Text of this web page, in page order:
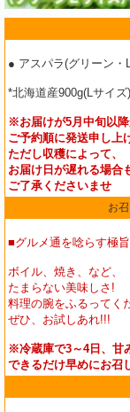
● アスパラ(グリーン・
*北海道産900g(Lサイズ)
※お届けが5月中旬以降
ご予約順に発送申し上
ただし収穫によって、
お届け日が遅れる場合
ご了承くださいませ
お
■グルメ通を唸らす極
ボイル、焼き、など、
たまらない美味しさ!
料理の腕をふるってく
ぜひ、お試しあれ!!!
※冷蔵庫で3～4日、甘
できるだけ早めにお召